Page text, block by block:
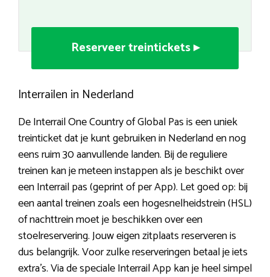
Reserveer treintickets ▸
Interrailen in Nederland
De Interrail One Country of Global Pas is een uniek
treinticket dat je kunt gebruiken in Nederland en nog
eens ruim 30 aanvullende landen. Bij de reguliere
treinen kan je meteen instappen als je beschikt over
een Interrail pas (geprint of per App). Let goed op: bij
een aantal treinen zoals een hogesnelheidstrein (HSL)
of nachttrein moet je beschikken over een
stoelreservering. Jouw eigen zitplaats reserveren is
dus belangrijk. Voor zulke reserveringen betaal je iets
extra’s. Via de speciale Interrail App kan je heel simpel